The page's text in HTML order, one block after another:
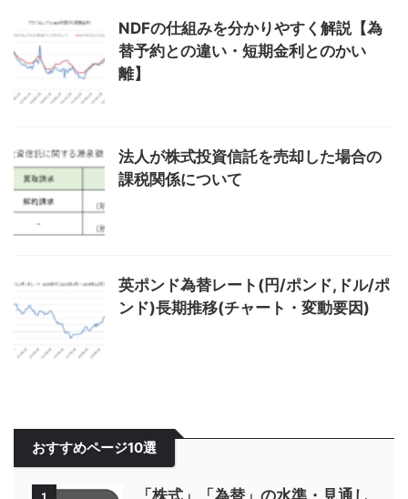
NDFの仕組みを分かりやすく解説【為
替予約との違い・短期金利とのかい
離】
法人が株式投資信託を売却した場合の
課税関係について
英ポンド為替レート(円/ポンド,ドル/ポ
ンド)長期推移(チャート・変動要因)
おすすめページ10選